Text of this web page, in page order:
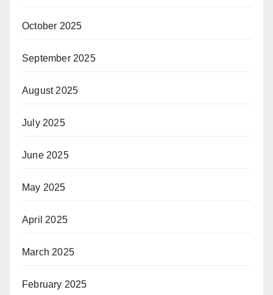
October 2025
September 2025
August 2025
July 2025
June 2025
May 2025
April 2025
March 2025
February 2025